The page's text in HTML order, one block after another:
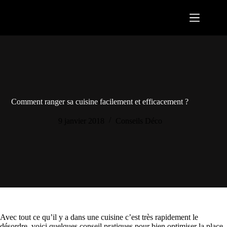
Comment ranger sa cuisine facilement et efficacement ?
Avec tout ce qu’il y a dans une cuisine c’est très rapidement le